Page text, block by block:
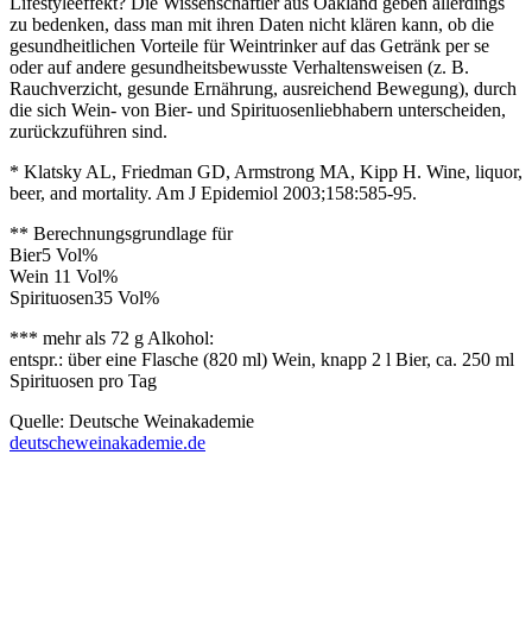
zu bedenken, dass man mit ihren Daten nicht klären kann, ob die
gesundheitlichen Vorteile für Weintrinker auf das Getränk per se
oder auf andere gesundheitsbewusste Verhaltensweisen (z. B.
Rauchverzicht, gesunde Ernährung, ausreichend Bewegung), durch
die sich Wein- von Bier- und Spirituosenliebhabern unterscheiden,
zurückzuführen sind.
* Klatsky AL, Friedman GD, Armstrong MA, Kipp H. Wine, liquor,
beer, and mortality. Am J Epidemiol 2003;158:585-95.
** Berechnungsgrundlage für
Bier5 Vol%
Wein 11 Vol%
Spirituosen35 Vol%
*** mehr als 72 g Alkohol:
entspr.: über eine Flasche (820 ml) Wein, knapp 2 l Bier, ca. 250 ml
Spirituosen pro Tag
Quelle: Deutsche Weinakademie
deutscheweinakademie.de